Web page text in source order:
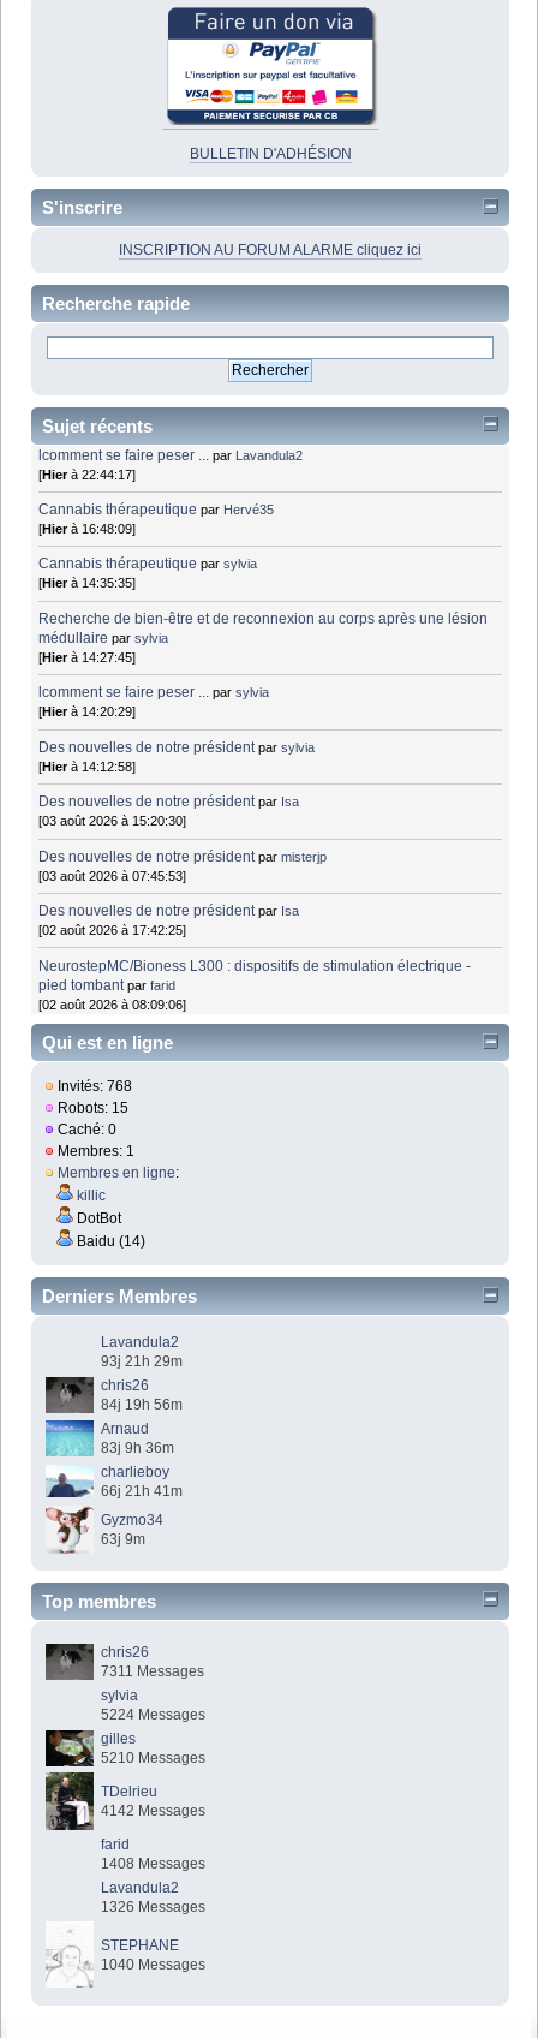
BULLETIN D'ADHÉSION
S'inscrire
INSCRIPTION AU FORUM ALARME cliquez ici
Recherche rapide
Sujet récents
lcomment se faire peser ... par Lavandula2
[Hierà 22:44:17]
Cannabis thérapeutique par Hervé35
[Hierà 16:48:09]
Cannabis thérapeutique parsylvia
[Hierà 14:35:35]
Recherche de bien-être et de reconnexion au corps après une lésion
médullaire parsylvia
[Hierà 14:27:45]
lcomment se faire peser ... parsylvia
[Hierà 14:20:29]
Des nouvelles de notre président parsylvia
[Hierà 14:12:58]
Des nouvelles de notre président par Isa
[03 août 2026 à 15:20:30]
Des nouvelles de notre président parmisterjp
[03 août 2026 à 07:45:53]
Des nouvelles de notre président par Isa
[02 août 2026 à 17:42:25]
NeurostepMC/Bioness L300 : dispositifs de stimulation électrique -
pied tombant parfarid
[02 août 2026 à 08:09:06]
Qui est en ligne
Invités: 768
Robots: 15
Caché: 0
Membres: 1
Membres en ligne:
killic
DotBot
Baidu (14)
Derniers Membres
Lavandula2
93j 21h 29m
chris26
84j 19h 56m
Arnaud
83j 9h 36m
charlieboy
66j 21h 41m
Gyzmo34
63j 9m
Top membres
chris26
7311 Messages
sylvia
5224 Messages
gilles
5210 Messages
TDelrieu
4142 Messages
farid
1408 Messages
Lavandula2
1326 Messages
STEPHANE
1040 Messages